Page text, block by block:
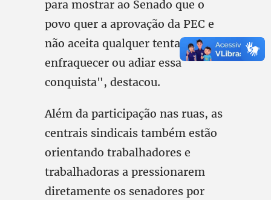
para mostrar ao Senado que o
povo quer a aprovação da PEC e
não aceita qualquer tentativa de
enfraquecer ou adiar essa
conquista", destacou.
Além da participação nas ruas, as
centrais sindicais também estão
orientando trabalhadores e
trabalhadoras a pressionarem
diretamente os senadores por